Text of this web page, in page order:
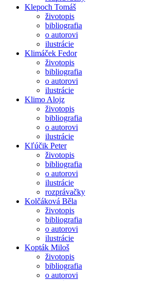
Klepoch Tomáš
životopis
bibliografia
o autorovi
ilustrácie
Klimáček Fedor
životopis
bibliografia
o autorovi
ilustrácie
Klimo Alojz
životopis
bibliografia
o autorovi
ilustrácie
Kľúčik Peter
životopis
bibliografia
o autorovi
ilustrácie
rozprávačky
Kolčáková Běla
životopis
bibliografia
o autorovi
ilustrácie
Kopták Miloš
životopis
bibliografia
o autorovi